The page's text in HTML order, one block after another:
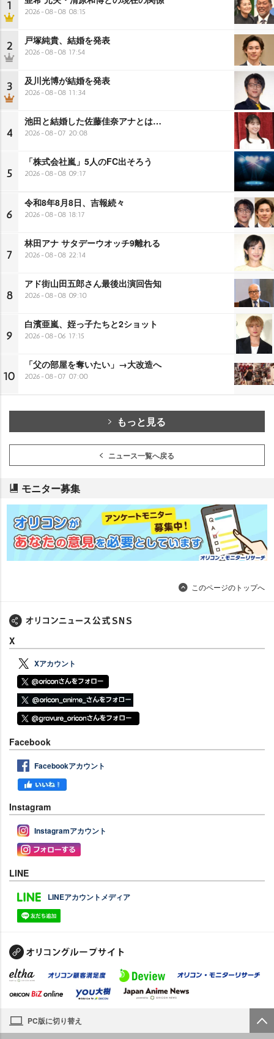
1 2026-08-08 08:15
2 戸塚純貴、結婚を発表
2026-08-08 17:54
3 及川光博が結婚を発表
2026-08-08 11:34
4
池田と結婚した佐藤佳奈アナとは…
2026-08-07 20:08
5
「株式会社嵐」5人のFC出そろう
2026-08-08 09:17
6
令和8年8月8日、吉報続々
2026-08-08 18:17
7
林田アナ サタデーウオッチ9離れる
2026-08-08 22:14
8
アド街山田五郎さん最後出演回告知
2026-08-08 09:10
9
白濱亜嵐、姪っ子たちと2ショット
2026-08-06 17:15
10
「父の部屋を奪いたい」→大改造へ
2026-08-07 07:00
もっと見る
ニュース一覧へ戻る
モニター募集
このページのトップへ
X
Xアカウント
Facebook
Facebookアカウント
Instagram
Instagramアカウント
LINE
LINEアカウントメディア
PC版に切り替え